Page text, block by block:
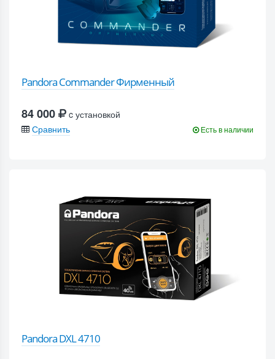
Pandora Commander Фирменный
84 000
c установкой
Сравнить
Есть в наличии
Pandora DXL 4710